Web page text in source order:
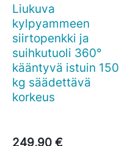
Liukuva
kylpyammeen
siirtopenkki ja
suihkutuoli 360°
kääntyvä istuin 150
kg säädettävä
korkeus
249,90 €